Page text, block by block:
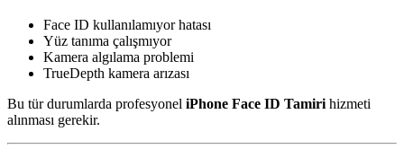
Face ID kullanılamıyor hatası
Yüz tanıma çalışmıyor
Kamera algılama problemi
TrueDepth kamera arızası
Bu tür durumlarda profesyonel iPhone Face ID Tamiri hizmeti
alınması gerekir.